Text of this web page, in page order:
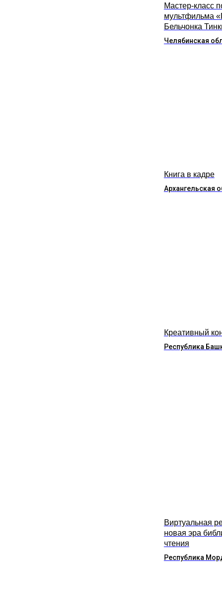
Мастер-класс
мультфильма
Бельчонка
Челябинская
Книга в кадре
Архангельская
Креативный
Республика
Виртуальная
новая эра
чтения
Республика